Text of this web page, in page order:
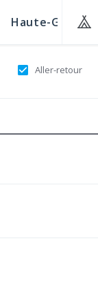
Aller-retour